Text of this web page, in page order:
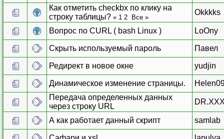
Как отметить checkbx по клику на
строку таблицы? « 1 2 Все »
Okkkks
Вопрос по CURL ( bash Linux ) LoOny
Скрыть используемый пароль Павел
Редирект в новое окне yudjin
Динамическое изменение страницы.
Передача определенных данных
через строку URL
А как работает данный скрипт samlab